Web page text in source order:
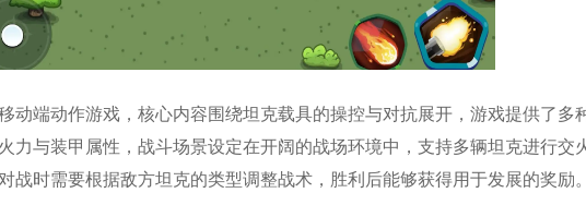
动端动作游戏，核心内容围绕坦克载具的操控与对抗展开，游戏提供了多
力与装甲属性，战斗场景设定在开阔的战场环境中，支持多辆坦克进行交
战时需要根据敌方坦克的类型调整战术，胜利后能够获得用于发展的奖励。